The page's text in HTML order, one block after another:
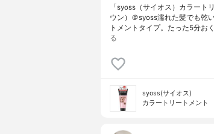
「syoss（サイオス）カラート
ウン）＠syoss濡れた髪でも乾
トメントタイプ。たった5分お
る
syoss(サイオス)
カラートリートメント